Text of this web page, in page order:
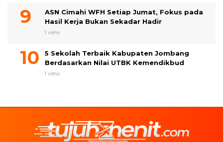
ASN Cimahi WFH Setiap Jumat, Fokus pada
Hasil Kerja Bukan Sekadar Hadir
1 view
5 Sekolah Terbaik Kabupaten Jombang
Berdasarkan Nilai UTBK Kemendikbud
1 view